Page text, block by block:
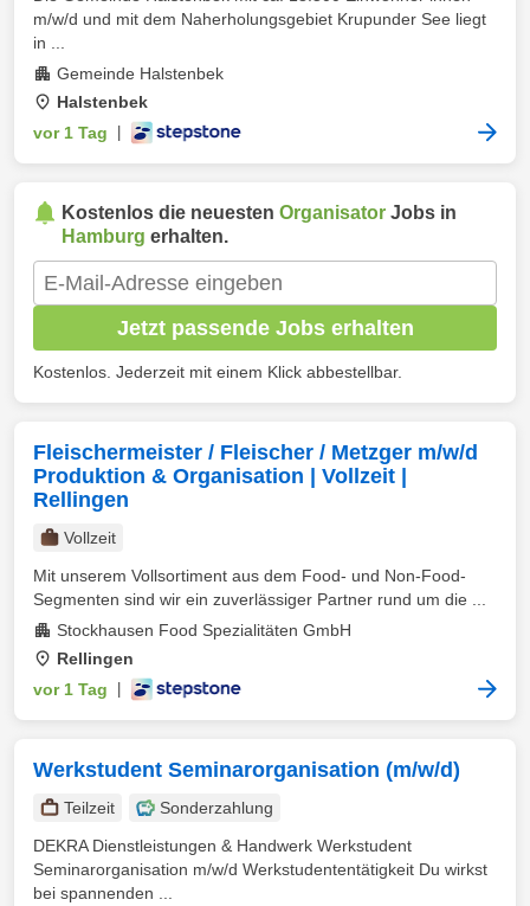
m/w/d und mit dem Naherholungsgebiet Krupunder See liegt
in ...
Gemeinde Halstenbek
Halstenbek
vor 1 Tag
Kostenlos die neuesten Organisator Jobs in
Hamburg erhalten.
Jetzt passende Jobs erhalten
Kostenlos. Jederzeit mit einem Klick abbestellbar.
Fleischermeister / Fleischer / Metzger m/w/d
Produktion & Organisation | Vollzeit |
Rellingen
Vollzeit
Mit unserem Vollsortiment aus dem Food- und Non-Food-
Segmenten sind wir ein zuverlässiger Partner rund um die ...
Stockhausen Food Spezialitäten GmbH
Rellingen
vor 1 Tag
Werkstudent Seminarorganisation (m/w/d)
Teilzeit
Sonderzahlung
DEKRA Dienstleistungen & Handwerk Werkstudent
Seminarorganisation m/w/d Werkstudententätigkeit Du wirkst
bei spannenden ...